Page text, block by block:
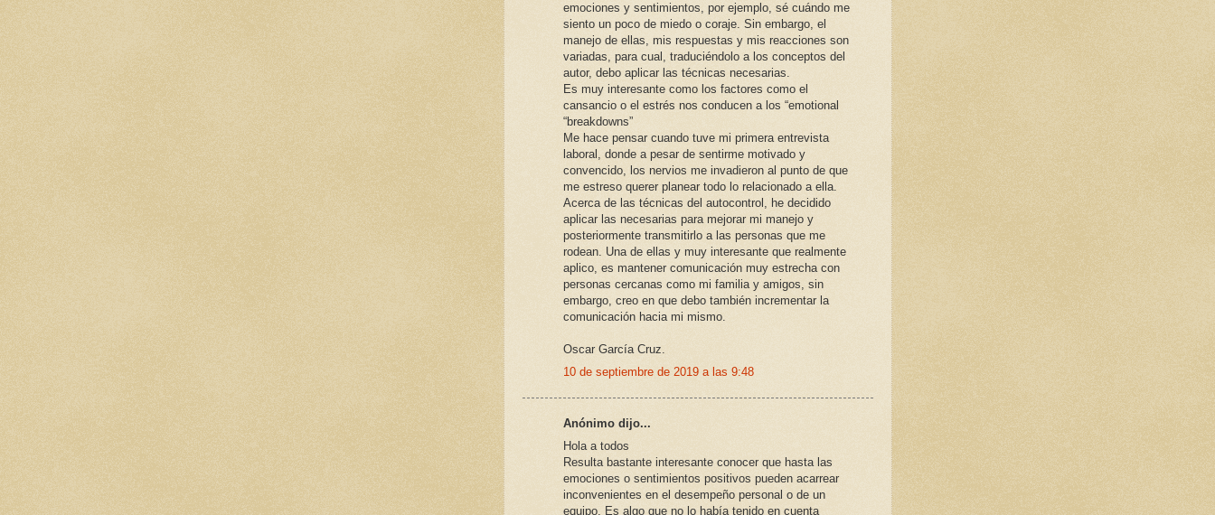
emociones y sentimientos, por ejemplo, sé cuándo me
siento un poco de miedo o coraje. Sin embargo, el
manejo de ellas, mis respuestas y mis reacciones son
variadas, para cual, traduciéndolo a los conceptos del
autor, debo aplicar las técnicas necesarias.
Es muy interesante como los factores como el
cansancio o el estrés nos conducen a los “emotional
“breakdowns”
Me hace pensar cuando tuve mi primera entrevista
laboral, donde a pesar de sentirme motivado y
convencido, los nervios me invadieron al punto de que
me estreso querer planear todo lo relacionado a ella.
Acerca de las técnicas del autocontrol, he decidido
aplicar las necesarias para mejorar mi manejo y
posteriormente transmitirlo a las personas que me
rodean. Una de ellas y muy interesante que realmente
aplico, es mantener comunicación muy estrecha con
personas cercanas como mi familia y amigos, sin
embargo, creo en que debo también incrementar la
comunicación hacia mi mismo.
Oscar García Cruz.
10 de septiembre de 2019 a las 9:48
Anónimo dijo...
Hola a todos
Resulta bastante interesante conocer que hasta las
emociones o sentimientos positivos pueden acarrear
inconvenientes en el desempeño personal o de un
equipo. Es algo que no lo había tenido en cuenta